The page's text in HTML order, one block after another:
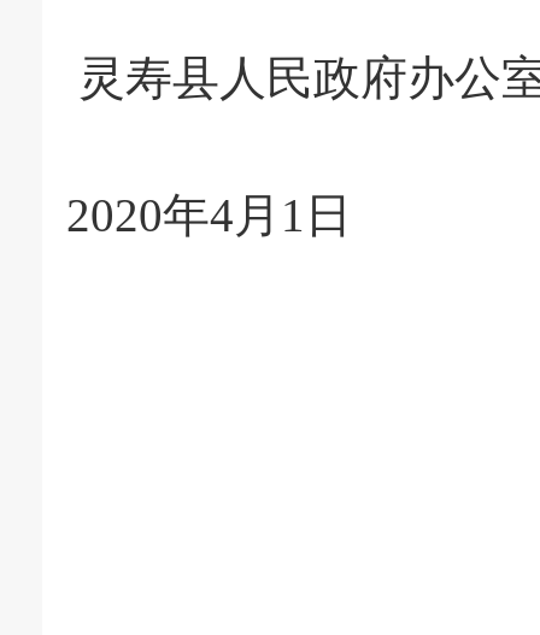
灵寿县人民政府办公
2020年4月1日